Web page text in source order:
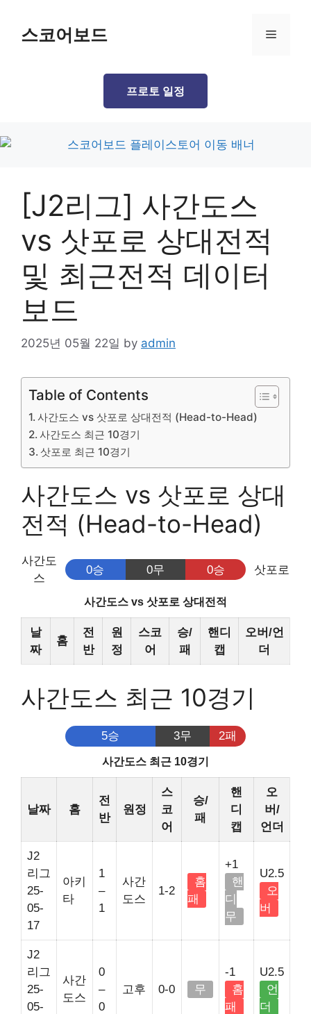
content스코어보드 Menu
프로토 일정
[J2리그] 사간도스
vs 삿포로 상대전적
및 최근전적 데이터
보드
2025년 05월 22일 by admin
Table of Contents
사간도스 vs 삿포로 상대전적 (Head-to-Head)
사간도스 최근 10경기
삿포로 최근 10경기
사간도스 vs 삿포로 상대
전적 (Head-to-Head)
사간도
스
0승 0무 0승 삿포로
사간도스 vs 삿포로 상대전적
날
짜
홈
전
반
원
정
스코
어
승/
패
핸디
캡
오버/언
더
사간도스 최근 10경기
5승 3무 2패
사간도스 최근 10경기
날짜 홈
전
반
원정
스
코
어
승/
패
핸
디
캡
오
버/
언더
J2
리그
25-
05-
17
아키
타
1
–
1
사간
도스
1-2
홈
패
+1
핸
디
무
U2.5
오
버
J2
리그
25-
05-
사간
도스
0
–
0
고후 0-0 무
-1
홈
패
U2.5
언
더